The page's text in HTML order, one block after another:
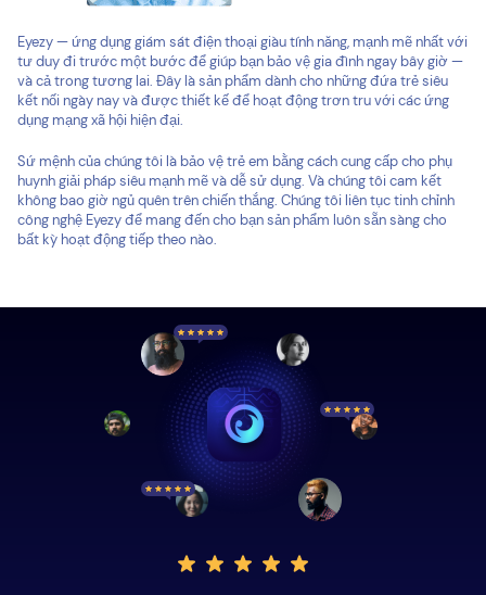
Eyezy — ứng dụng giám sát điện thoại giàu tính năng, mạnh mẽ nhất với
tư duy đi trước một bước để giúp bạn bảo vệ gia đình ngay bây giờ —
và cả trong tương lai. Đây là sản phẩm dành cho những đứa trẻ siêu
kết nối ngày nay và được thiết kế để hoạt động trơn tru với các ứng
dụng mạng xã hội hiện đại.
Sứ mệnh của chúng tôi là bảo vệ trẻ em bằng cách cung cấp cho phụ
huynh giải pháp siêu mạnh mẽ và dễ sử dụng. Và chúng tôi cam kết
không bao giờ ngủ quên trên chiến thắng. Chúng tôi liên tục tinh chỉnh
công nghệ Eyezy để mang đến cho bạn sản phẩm luôn sẵn sàng cho
bất kỳ hoạt động tiếp theo nào.